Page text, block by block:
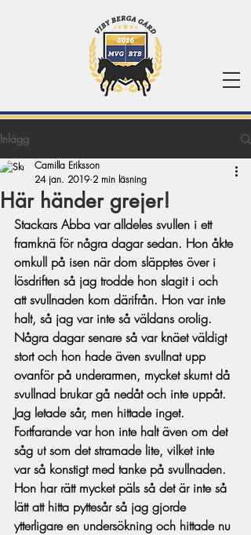
Inlägg
Här händer grejer!
Camilla Eriksson
24 jan. 2019 2 min läsning
Stackars Abba var alldeles svullen i ett
framknä för några dagar sedan. Hon åkte
omkull på isen när dom släpptes över i
lösdriften så jag trodde hon slagit i och
att svullnaden kom därifrån. Hon var inte
halt, så jag var inte så väldans orolig.
Några dagar senare så var knäet väldigt
stort och hon hade även svullnat upp
ovanför på underarmen, mycket skumt då
svullnad brukar gå nedåt och inte uppåt.
Jag letade sår, men hittade inget.
Fortfarande var hon inte halt även om det
såg ut som det stramade lite, vilket inte
var så konstigt med tanke på svullnaden.
Hon har rätt mycket päls så det är inte så
lätt att hitta pyttesår så jag gjorde
ytterligare en undersökning och hittade nu